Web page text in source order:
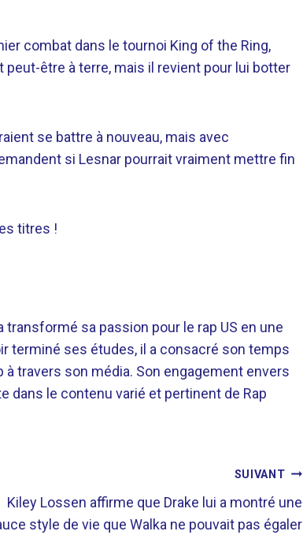
combat dans le tournoi King of the Ring,
être à terre, mais il revient pour lui botter
se battre à nouveau, mais avec
si Lesnar pourrait vraiment mettre fin
titres !
transformé sa passion pour le rap US en une
terminé ses études, il a consacré son temps
travers son média. Son engagement envers
dans le contenu varié et pertinent de Rap
SUIVANT
Kiley Lossen affirme que Drake lui a montré une
style de vie que Walka ne pouvait pas égaler